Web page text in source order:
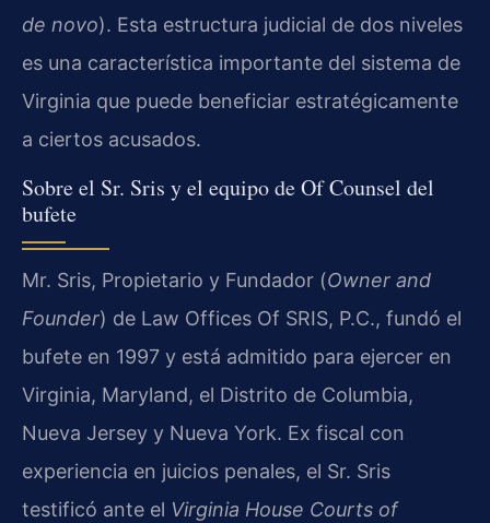
de novo). Esta estructura judicial de dos niveles
es una característica importante del sistema de
Virginia que puede beneficiar estratégicamente
a ciertos acusados.
Sobre el Sr. Sris y el equipo de Of Counsel del
bufete
Mr. Sris, Propietario y Fundador (Owner and
Founder) de Law Offices Of SRIS, P.C., fundó el
bufete en 1997 y está admitido para ejercer en
Virginia, Maryland, el Distrito de Columbia,
Nueva Jersey y Nueva York. Ex fiscal con
experiencia en juicios penales, el Sr. Sris
testificó ante el Virginia House Courts of